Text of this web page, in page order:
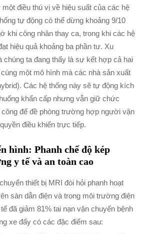
một điều thú vị về hiệu suất của các hệ
tự động có thể dừng khoảng 9/10
khi công nhân thay ca, trong khi các hệ
hiệu quả khoảng ba phần tư. Xu
chúng ta đang thấy là sự kết hợp cả hai
một mô hình mà các nhà sản xuất
Các hệ thống này sẽ tự động kích
khẩn cấp nhưng vẫn giữ chức
công để đề phòng trường hợp người vận
điều khiển trực tiếp.
hình: Phanh chế độ kép
y tế và an toàn cao
thiết bị MRI đòi hỏi phanh hoạt
sàn dẫn điện và trong môi trường điện
đã giảm 81% tai nạn vận chuyển bệnh
xe đẩy có các đặc điểm sau: